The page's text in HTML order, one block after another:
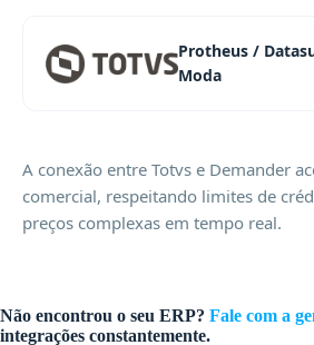
Protheus /
Moda
A conexão entre Totvs e Demander
comercial, respeitando limites de
preços complexas em tempo real.
Não encontrou o seu ERP? Fale com a
integrações constantemente.